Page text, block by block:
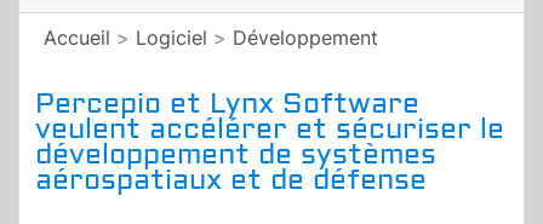
Accueil > Logiciel > Développement
Percepio et Lynx Software
veulent accélérer et sécuriser le
développement de systèmes
aérospatiaux et de défense